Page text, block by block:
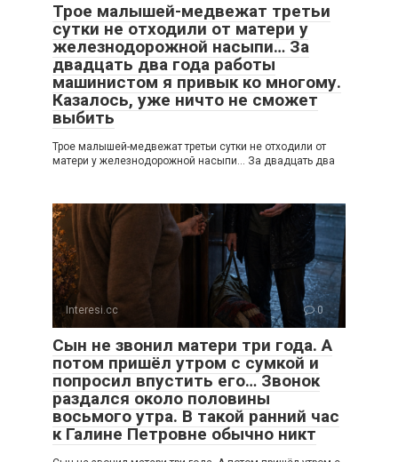
Трое малышей-медвежат третьи
сутки не отходили от матери у
железнодорожной насыпи… За
двадцать два года работы
машинистом я привык ко многому.
Казалось, уже ничто не сможет
выбить
Трое малышей-медвежат третьи сутки не отходили от
матери у железнодорожной насыпи… За двадцать два
Interesi.cc 0
Сын не звонил матери три года. А
потом пришёл утром с сумкой и
попросил впустить его… Звонок
раздался около половины
восьмого утра. В такой ранний час
к Галине Петровне обычно никт